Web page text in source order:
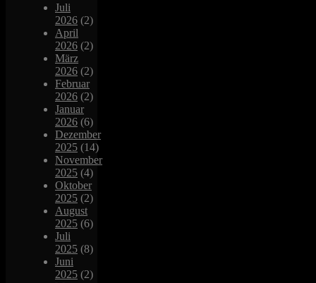
Juli
2026 (2)
April
2026 (2)
März
2026 (2)
Februar
2026 (2)
Januar
2026 (6)
Dezember
2025 (14)
November
2025 (4)
Oktober
2025 (2)
August
2025 (6)
Juli
2025 (8)
Juni
2025 (2)